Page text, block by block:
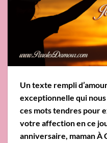
Un texte rempli
exceptionnelle qui
ces mots tendres pour
votre affection en ce
anniversaire, maman À